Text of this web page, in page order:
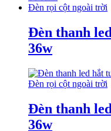
Đèn rọi cột ngoài trời
Đèn thanh
36w
Đèn rọi cột ngoài trời
Đèn thanh
36w